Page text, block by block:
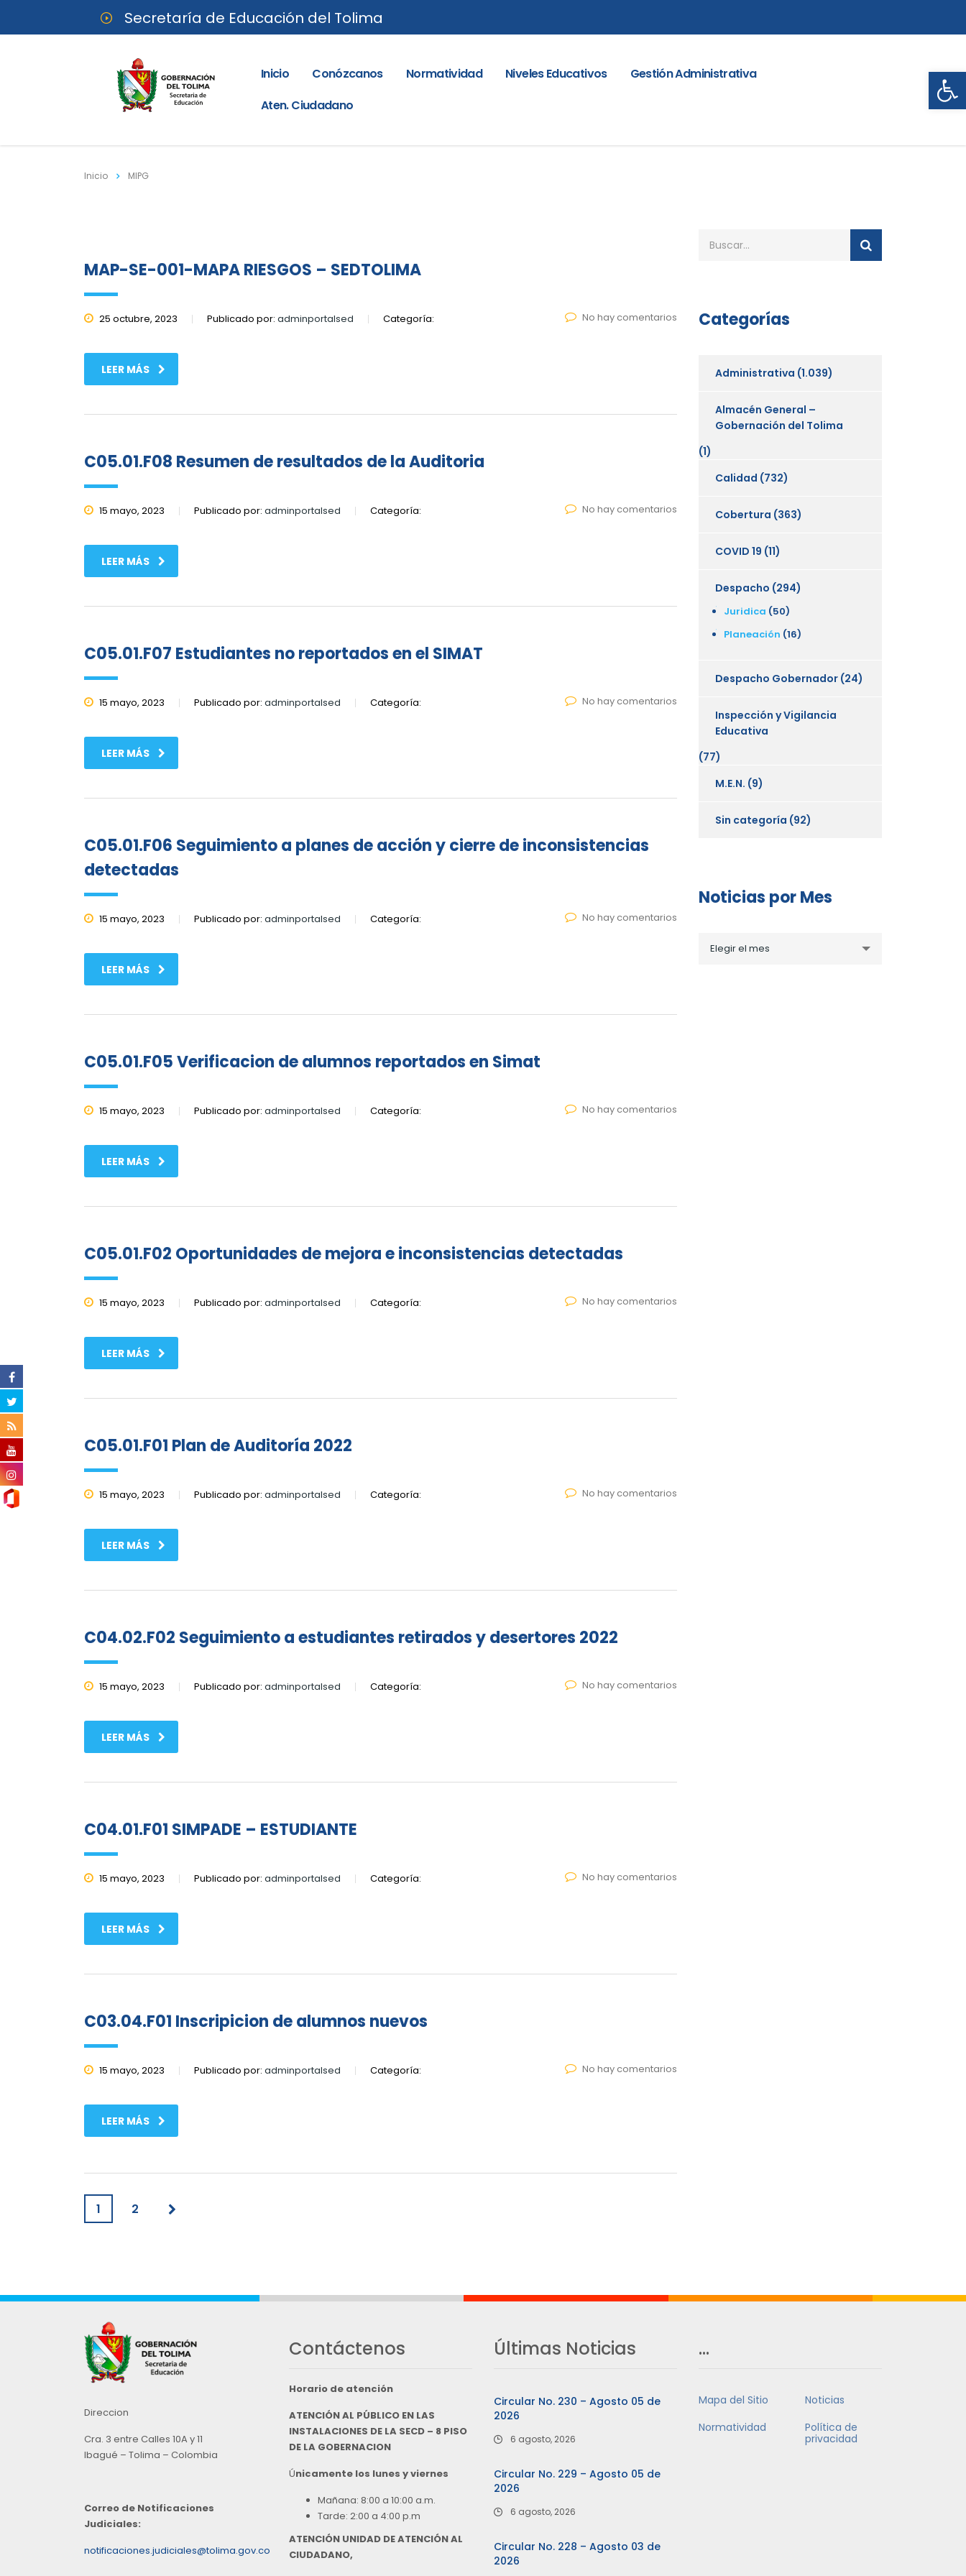
Secretaría de Educación del Tolima
Inicio Conózcanos Normatividad Niveles Educativos
Gestión Administrativa
Aten. Ciudadano
Inicio MIPG
MAP-SE-001-MAPA RIESGOS – SEDTOLIMA
25 octubre, 2023 Publicado por: adminportalsed Categoría: No hay comentarios
LEER MÁS
C05.01.F08 Resumen de resultados de la Auditoria
15 mayo, 2023 Publicado por: adminportalsed Categoría: No hay comentarios
LEER MÁS
C05.01.F07 Estudiantes no reportados en el SIMAT
15 mayo, 2023 Publicado por: adminportalsed Categoría: No hay comentarios
LEER MÁS
C05.01.F06 Seguimiento a planes de acción y cierre de inconsistencias
detectadas
15 mayo, 2023 Publicado por: adminportalsed Categoría: No hay comentarios
LEER MÁS
C05.01.F05 Verificacion de alumnos reportados en Simat
15 mayo, 2023 Publicado por: adminportalsed Categoría: No hay comentarios
LEER MÁS
C05.01.F02 Oportunidades de mejora e inconsistencias detectadas
15 mayo, 2023 Publicado por: adminportalsed Categoría: No hay comentarios
LEER MÁS
C05.01.F01 Plan de Auditoría 2022
15 mayo, 2023 Publicado por: adminportalsed Categoría: No hay comentarios
LEER MÁS
C04.02.F02 Seguimiento a estudiantes retirados y desertores 2022
15 mayo, 2023 Publicado por: adminportalsed Categoría: No hay comentarios
LEER MÁS
C04.01.F01 SIMPADE – ESTUDIANTE
15 mayo, 2023 Publicado por: adminportalsed Categoría: No hay comentarios
LEER MÁS
C03.04.F01 Inscripicion de alumnos nuevos
15 mayo, 2023 Publicado por: adminportalsed Categoría: No hay comentarios
LEER MÁS
1 2
Categorías
Administrativa (1.039)
Almacén General –
Gobernación del Tolima
(1)
Calidad (732)
Cobertura (363)
COVID 19 (11)
Despacho (294)
Juridica (50)
Planeación (16)
Despacho Gobernador (24)
Inspección y Vigilancia
Educativa
(77)
M.E.N. (9)
Sin categoría (92)
Noticias por Mes
porElegir el mes
Direccion
Cra. 3 entre Calles 10A y 11
Ibagué – Tolima – Colombia
Correo de Notificaciones
Judiciales:
notificaciones.judiciales@tolima.gov.co
Contáctenos
Horario de atención
ATENCIÓN AL PÚBLICO EN LAS
INSTALACIONES DE LA SECD – 8 PISO
DE LA GOBERNACION
Únicamente los lunes y viernes
Mañana: 8:00 a 10:00 a.m.
Tarde: 2:00 a 4:00 p.m
ATENCIÓN UNIDAD DE ATENCIÓN AL
CIUDADANO,
Últimas Noticias
Circular No. 230 – Agosto 05 de
2026
6 agosto, 2026
Circular No. 229 – Agosto 05 de
2026
6 agosto, 2026
Circular No. 228 – Agosto 03 de
2026
…
Mapa del Sitio
Noticias
Normatividad
Política de
privacidad